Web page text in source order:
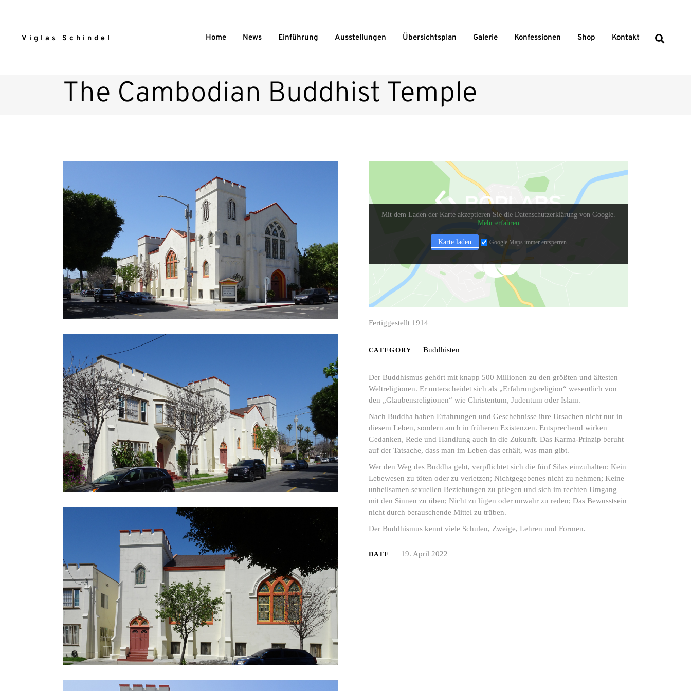
Viglas Schindel Home News Einführung Ausstellungen Übersichtsplan Galerie Konfessionen Shop Kontakt
The Cambodian Buddhist Temple
Mit dem Laden der Karte akzeptieren Sie die Datenschutzerklärung von Google.
Mehr erfahren
Karte laden Google Maps immer entsperren
Fertiggestellt 1914
CATEGORY Buddhisten
Der Buddhismus gehört mit knapp 500 Millionen zu den größten und ältesten
Weltreligionen. Er unterscheidet sich als „Erfahrungsreligion“ wesentlich von
den „Glaubensreligionen“ wie Christentum, Judentum oder Islam.
Nach Buddha haben Erfahrungen und Geschehnisse ihre Ursachen nicht nur in
diesem Leben, sondern auch in früheren Existenzen. Entsprechend wirken
Gedanken, Rede und Handlung auch in die Zukunft. Das Karma-Prinzip beruht
auf der Tatsache, dass man im Leben das erhält, was man gibt.
Wer den Weg des Buddha geht, verpflichtet sich die fünf Silas einzuhalten: Kein
Lebewesen zu töten oder zu verletzen; Nichtgegebenes nicht zu nehmen; Keine
unheilsamen sexuellen Beziehungen zu pflegen und sich im rechten Umgang
mit den Sinnen zu üben; Nicht zu lügen oder unwahr zu reden; Das Bewusstsein
nicht durch berauschende Mittel zu trüben.
Der Buddhismus kennt viele Schulen, Zweige, Lehren und Formen.
DATE 19. April 2022